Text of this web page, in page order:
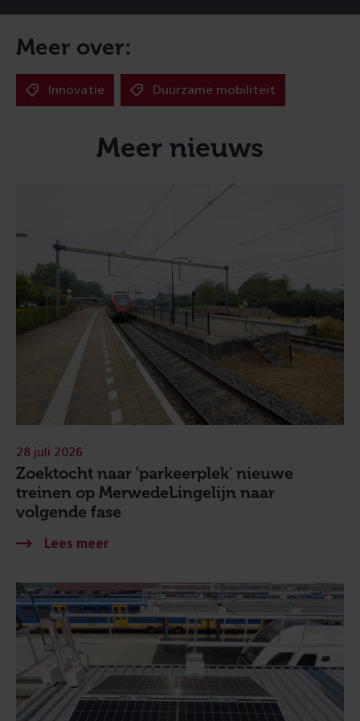
Meer over:
Innovatie Duurzame mobiliteit
Meer nieuws
Zoektocht naar 'parkeerplek' nieuwe
treinen op MerwedeLingelijn naar
volgende fase
28 juli 2026